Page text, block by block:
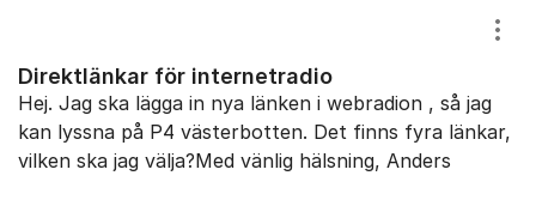
Direktlänkar för internetradio
Hej. Jag ska lägga in nya länken i webradion , så jag
kan lyssna på P4 västerbotten. Det finns fyra länkar,
vilken ska jag välja?Med vänlig hälsning, Anders